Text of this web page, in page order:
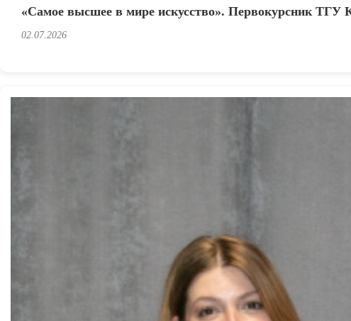
«Самое высшее в мире искусство». Первокурсник ТГУ
02.07.2026